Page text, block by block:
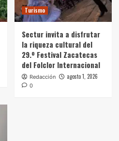
Turismo
Sectur invita a disfrutar
la riqueza cultural del
29.º Festival Zacatecas
del Folclor Internacional
Redacción agosto 1, 2026
0